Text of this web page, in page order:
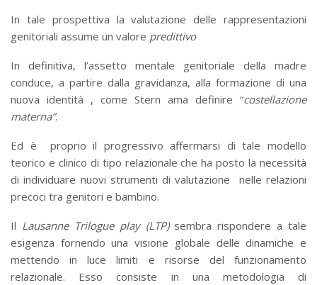
In tale prospettiva la valutazione delle rappresentazioni
genitoriali assume un valore predittivo
In definitiva, l’assetto mentale genitoriale della madre
conduce, a partire dalla gravidanza, alla formazione di una
nuova identità , come Stern ama definire “costellazione
materna”.
Ed è proprio il progressivo affermarsi di tale modello
teorico e clinico di tipo relazionale che ha posto la necessità
di individuare nuovi strumenti di valutazione nelle relazioni
precoci tra genitori e bambino.
Il Lausanne Trilogue play (LTP)sembra rispondere a tale
esigenza fornendo una visione globale delle dinamiche e
mettendo in luce limiti e risorse del funzionamento
relazionale. Esso consiste in una metodologia di